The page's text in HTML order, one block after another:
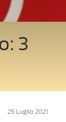
3
25 Luglio 2021